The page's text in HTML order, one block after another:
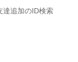
達追加のID検索